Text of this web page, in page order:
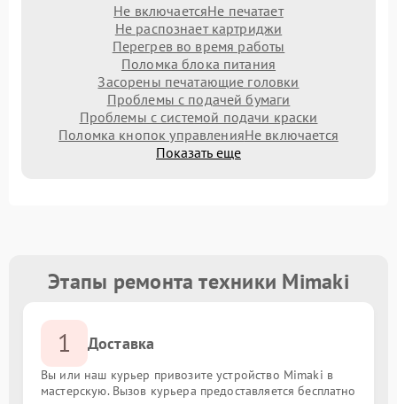
Не включаетсяНе печатает
Не распознает картриджи
Перегрев во время работы
Поломка блока питания
Засорены печатающие головки
Проблемы с подачей бумаги
Проблемы с системой подачи краски
Поломка кнопок управленияНе включается
Показать еще
Этапы ремонта техники Mimaki
1 Доставка
Вы или наш курьер привозите устройство Mimaki в
мастерскую. Вызов курьера предоставляется бесплатно